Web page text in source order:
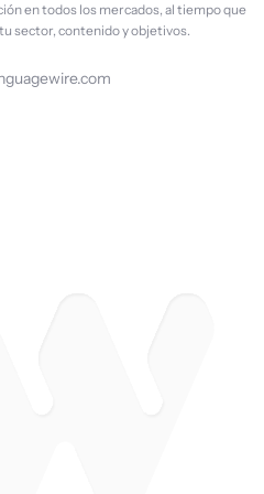
en todos los mercados, al tiempo que
sector, contenido y objetivos.